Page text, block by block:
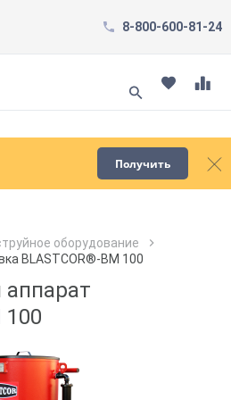
8-800-600-81-24
Получить
оборудование
BLASTCOR®-BM 100
100